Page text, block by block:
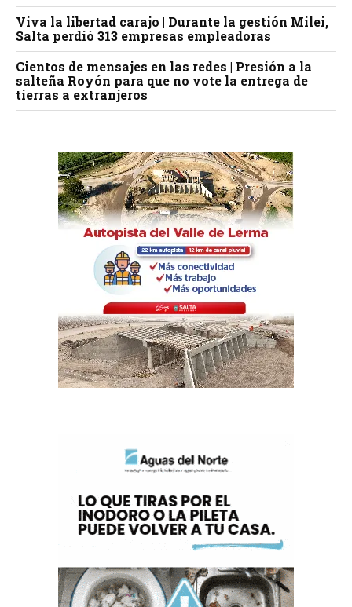
Viva la libertad carajo | Durante la gestión Milei,
Salta perdió 313 empresas empleadoras
Cientos de mensajes en las redes | Presión a la
salteña Royón para que no vote la entrega de
tierras a extranjeros